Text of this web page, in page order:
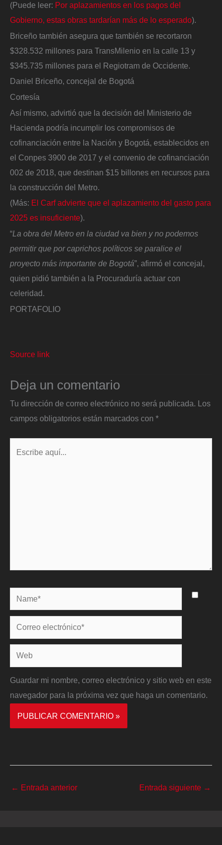
(Puede leer: Por aplazamientos en los pagos del
Gobierno, estas obras tardarían más de lo esperado).
Briceño también asegura que también se recortaron
$328.532 millones para TransMilenio en la calle 13 y
$345.735 millones para el Regiotram de Occidente.
Daniel Briceño, concejal de Bogotá
Cortesía
Así mismo, advirtió que la decisión del Ministerio de
Hacienda podría incumplir los compromisos de
cofinanciación entre la Nación y Bogotá, establecidos en
el Conpes 3900 de 2017 y el convenio de cofinanciación
002 de 2018, que destinan $15 billones en recursos para
la construcción del Metro.
(Más: El Carf advierte que el aplazamiento del gasto para
2025 es insuficiente).
“La obra del Metro en la ciudad va bien y no podemos
permitir que por caprichos políticos se paralice el
proyecto más importante de Bogotá”, afirmó el concejal,
quien pidió también a la Procuraduría actuar con
celeridad.
PORTAFOLIO
Source link
Deja un comentario
Tu dirección de correo electrónico no será publicada. Los
campos obligatorios están marcados con *
Name*
Correo
electrónico*
Web
Guardar mi nombre, correo electrónico y sitio web en este
navegador para la próxima vez que haga un comentario.
← Entrada anterior Entrada siguiente →